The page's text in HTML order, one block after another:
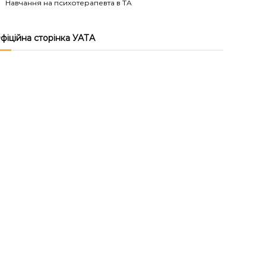
Навчання на психотерапевта в ТА
сторінка УАТА